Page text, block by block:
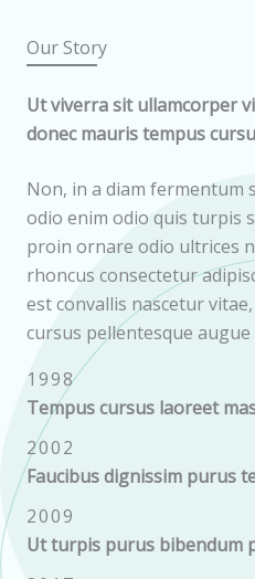
Our Story
Ut viverra sit ullamcorper
donec mauris tempus
Non, in a diam fermentum
odio enim odio quis turpis
proin ornare odio ultrices
rhoncus consectetur
est convallis nascetur
cursus pellentesque
1998
Tempus cursus laoreet
2002
Faucibus dignissim purus
2009
Ut turpis purus bibendum